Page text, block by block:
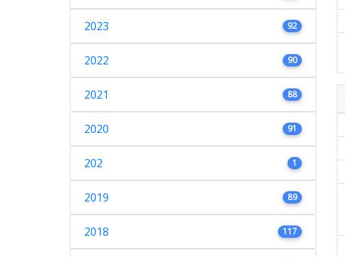
2023 92
2022 90
2021 88
2020 91
202 1
2019 89
2018 117